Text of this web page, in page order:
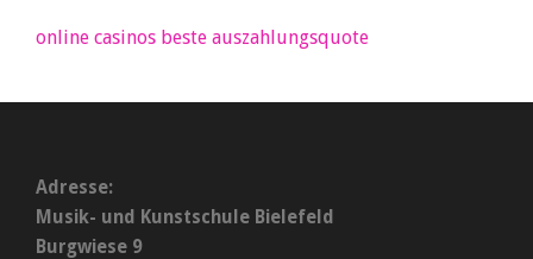
online casinos beste auszahlungsquote
Adresse:
Musik- und Kunstschule Bielefeld
Burgwiese 9